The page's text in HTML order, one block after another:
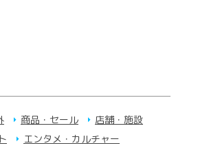
商品・セール
店舗・施設
エンタメ・カルチャー